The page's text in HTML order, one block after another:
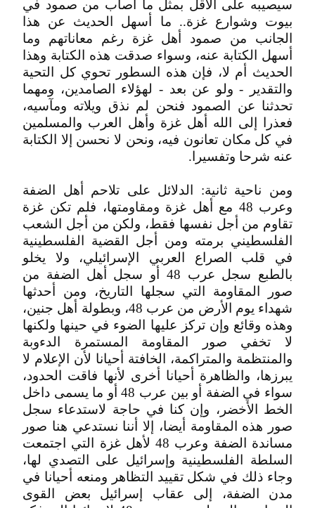
سيصيبه على الأقل بمثل ما أصاب من صمود في
بيوت وشوارع غزة.. ما أسهل الحديث عن هذا
الجانب من صمود أهل غزة رغم معاناتهم وما
أسهل الكتابة عنه، وسواء صدقت هذه الكتابة وهذا
الحديث أم لا، فإن هذه السطور تحوي كل التحية
والتقدير - ولو عن بعد - لهؤلاء الصامدين، ومهما
تحدثنا عن الصمود فنحن لم نذق ويلاته ومآسيه،
فعذرا إلى الله أهل غزة وأهل العرب والمسلمين
في كل مكان تعانون فيه، ونحن لا نحسن إلا الكتابة
عنه شرحا وتفسيرا.
ومن ناحية ثانية: الدلائل على تلاحم أهل الضفة
وعرب 48 مع أهل غزة ومقاومتها، فلم تكن غزة
تقاوم من أجل نفسها فقط، ولكن من أجل الشعب
الفلسطيني برمته ومن أجل القضية الفلسطينية
في قلب الصراع العربي الإسرائيلي، ولا يخلو
بالطبع سجل عرب 48 أو سجل أهل الضفة من
صور المقاومة التي سجلها التاريخ، ومن أحدثها
شهداء يوم الأرض من عرب 48، وبطولة أهل جنين،
وهذه وقائع وإن تركز عليها الضوء في حينها ولكنها
لا تخفي صور المقاومة المستمرة الدءوبة
والمنتظمة والمتراكمة، الخافتة أحيانا لأن الإعلام لا
يبرزها، والظاهرة أحيانا أخرى لأنها فاقت الحدود،
سواء في الضفة أو بين عرب 48 أو ما يسمى داخل
الخط الأخضر، وإن كنا في حاجة لاستدعاء سجل
صور هذه المقاومة أيضا، إلا أننا نستدعي هنا صور
مساندة الضفة وعرب 48 لأهل غزة التي اجتمعت
السلطة الفلسطينية وإسرائيل على التصدي لها،
وجاء ذلك في شكل تقييد التظاهر ومنعه أحيانا في
مدن الضفة، إلى عقاب إسرائيل بعض القوى